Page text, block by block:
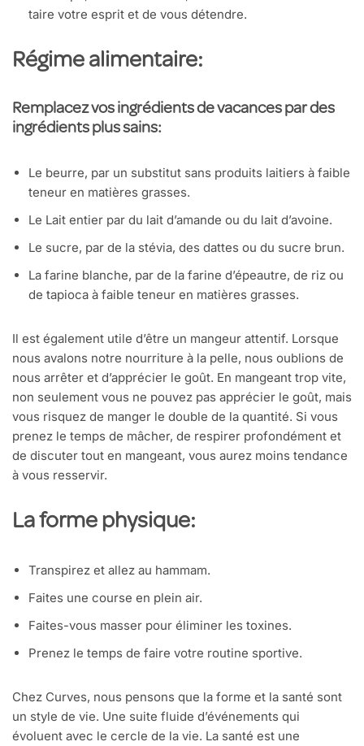
taire votre esprit et de vous détendre.
Régime alimentaire:
Remplacez vos ingrédients de vacances par des
ingrédients plus sains:
Le beurre, par un substitut sans produits laitiers à faible
teneur en matières grasses.
Le Lait entier par du lait d’amande ou du lait d’avoine.
Le sucre, par de la stévia, des dattes ou du sucre brun.
La farine blanche, par de la farine d’épeautre, de riz ou
de tapioca à faible teneur en matières grasses.
Il est également utile d’être un mangeur attentif. Lorsque
nous avalons notre nourriture à la pelle, nous oublions de
nous arrêter et d’apprécier le goût. En mangeant trop vite,
non seulement vous ne pouvez pas apprécier le goût, mais
vous risquez de manger le double de la quantité. Si vous
prenez le temps de mâcher, de respirer profondément et
de discuter tout en mangeant, vous aurez moins tendance
à vous resservir.
La forme physique:
Transpirez et allez au hammam.
Faites une course en plein air.
Faites-vous masser pour éliminer les toxines.
Prenez le temps de faire votre routine sportive.
Chez Curves, nous pensons que la forme et la santé sont
un style de vie. Une suite fluide d’événements qui
évoluent avec le cercle de la vie. La santé est une